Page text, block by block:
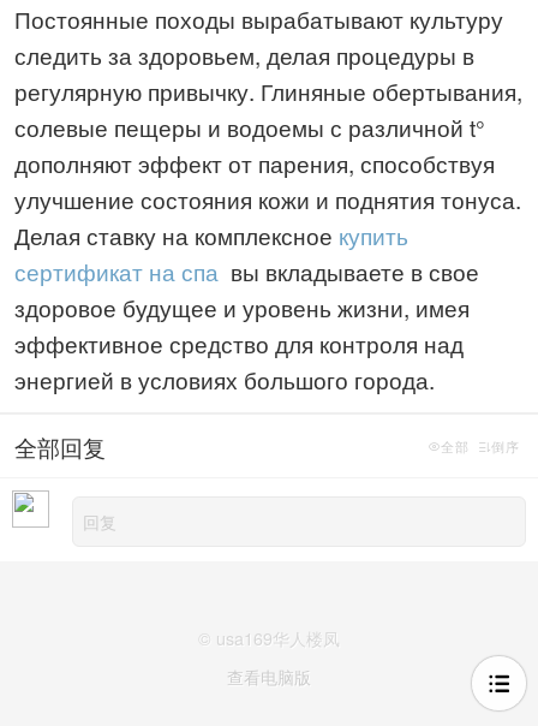
Постоянные походы вырабатывают культуру
следить за здоровьем, делая процедуры в
регулярную привычку. Глиняные обертывания,
солевые пещеры и водоемы с различной t°
дополняют эффект от парения, способствуя
улучшение состояния кожи и поднятия тонуса.
Делая ставку на комплексное купить
сертификат на спа вы вкладываете в свое
здоровое будущее и уровень жизни, имея
эффективное средство для контроля над
энергией в условиях большого города.
全部回复 倒序
全部
© usa169华人楼凤
查看电脑版